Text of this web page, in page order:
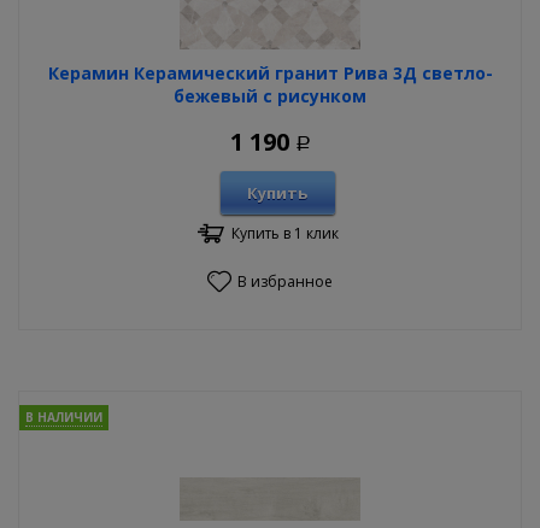
Керамин Керамический гранит Рива 3Д светло-
бежевый с рисунком
1 190 Р
Купить
Купить в 1 клик
В избранное
В НАЛИЧИИ